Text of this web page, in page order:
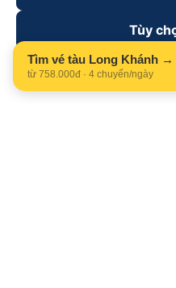
Tìm vé tàu Long Khánh →
từ 758.000đ · 4 chuyến/ngày
Tùy